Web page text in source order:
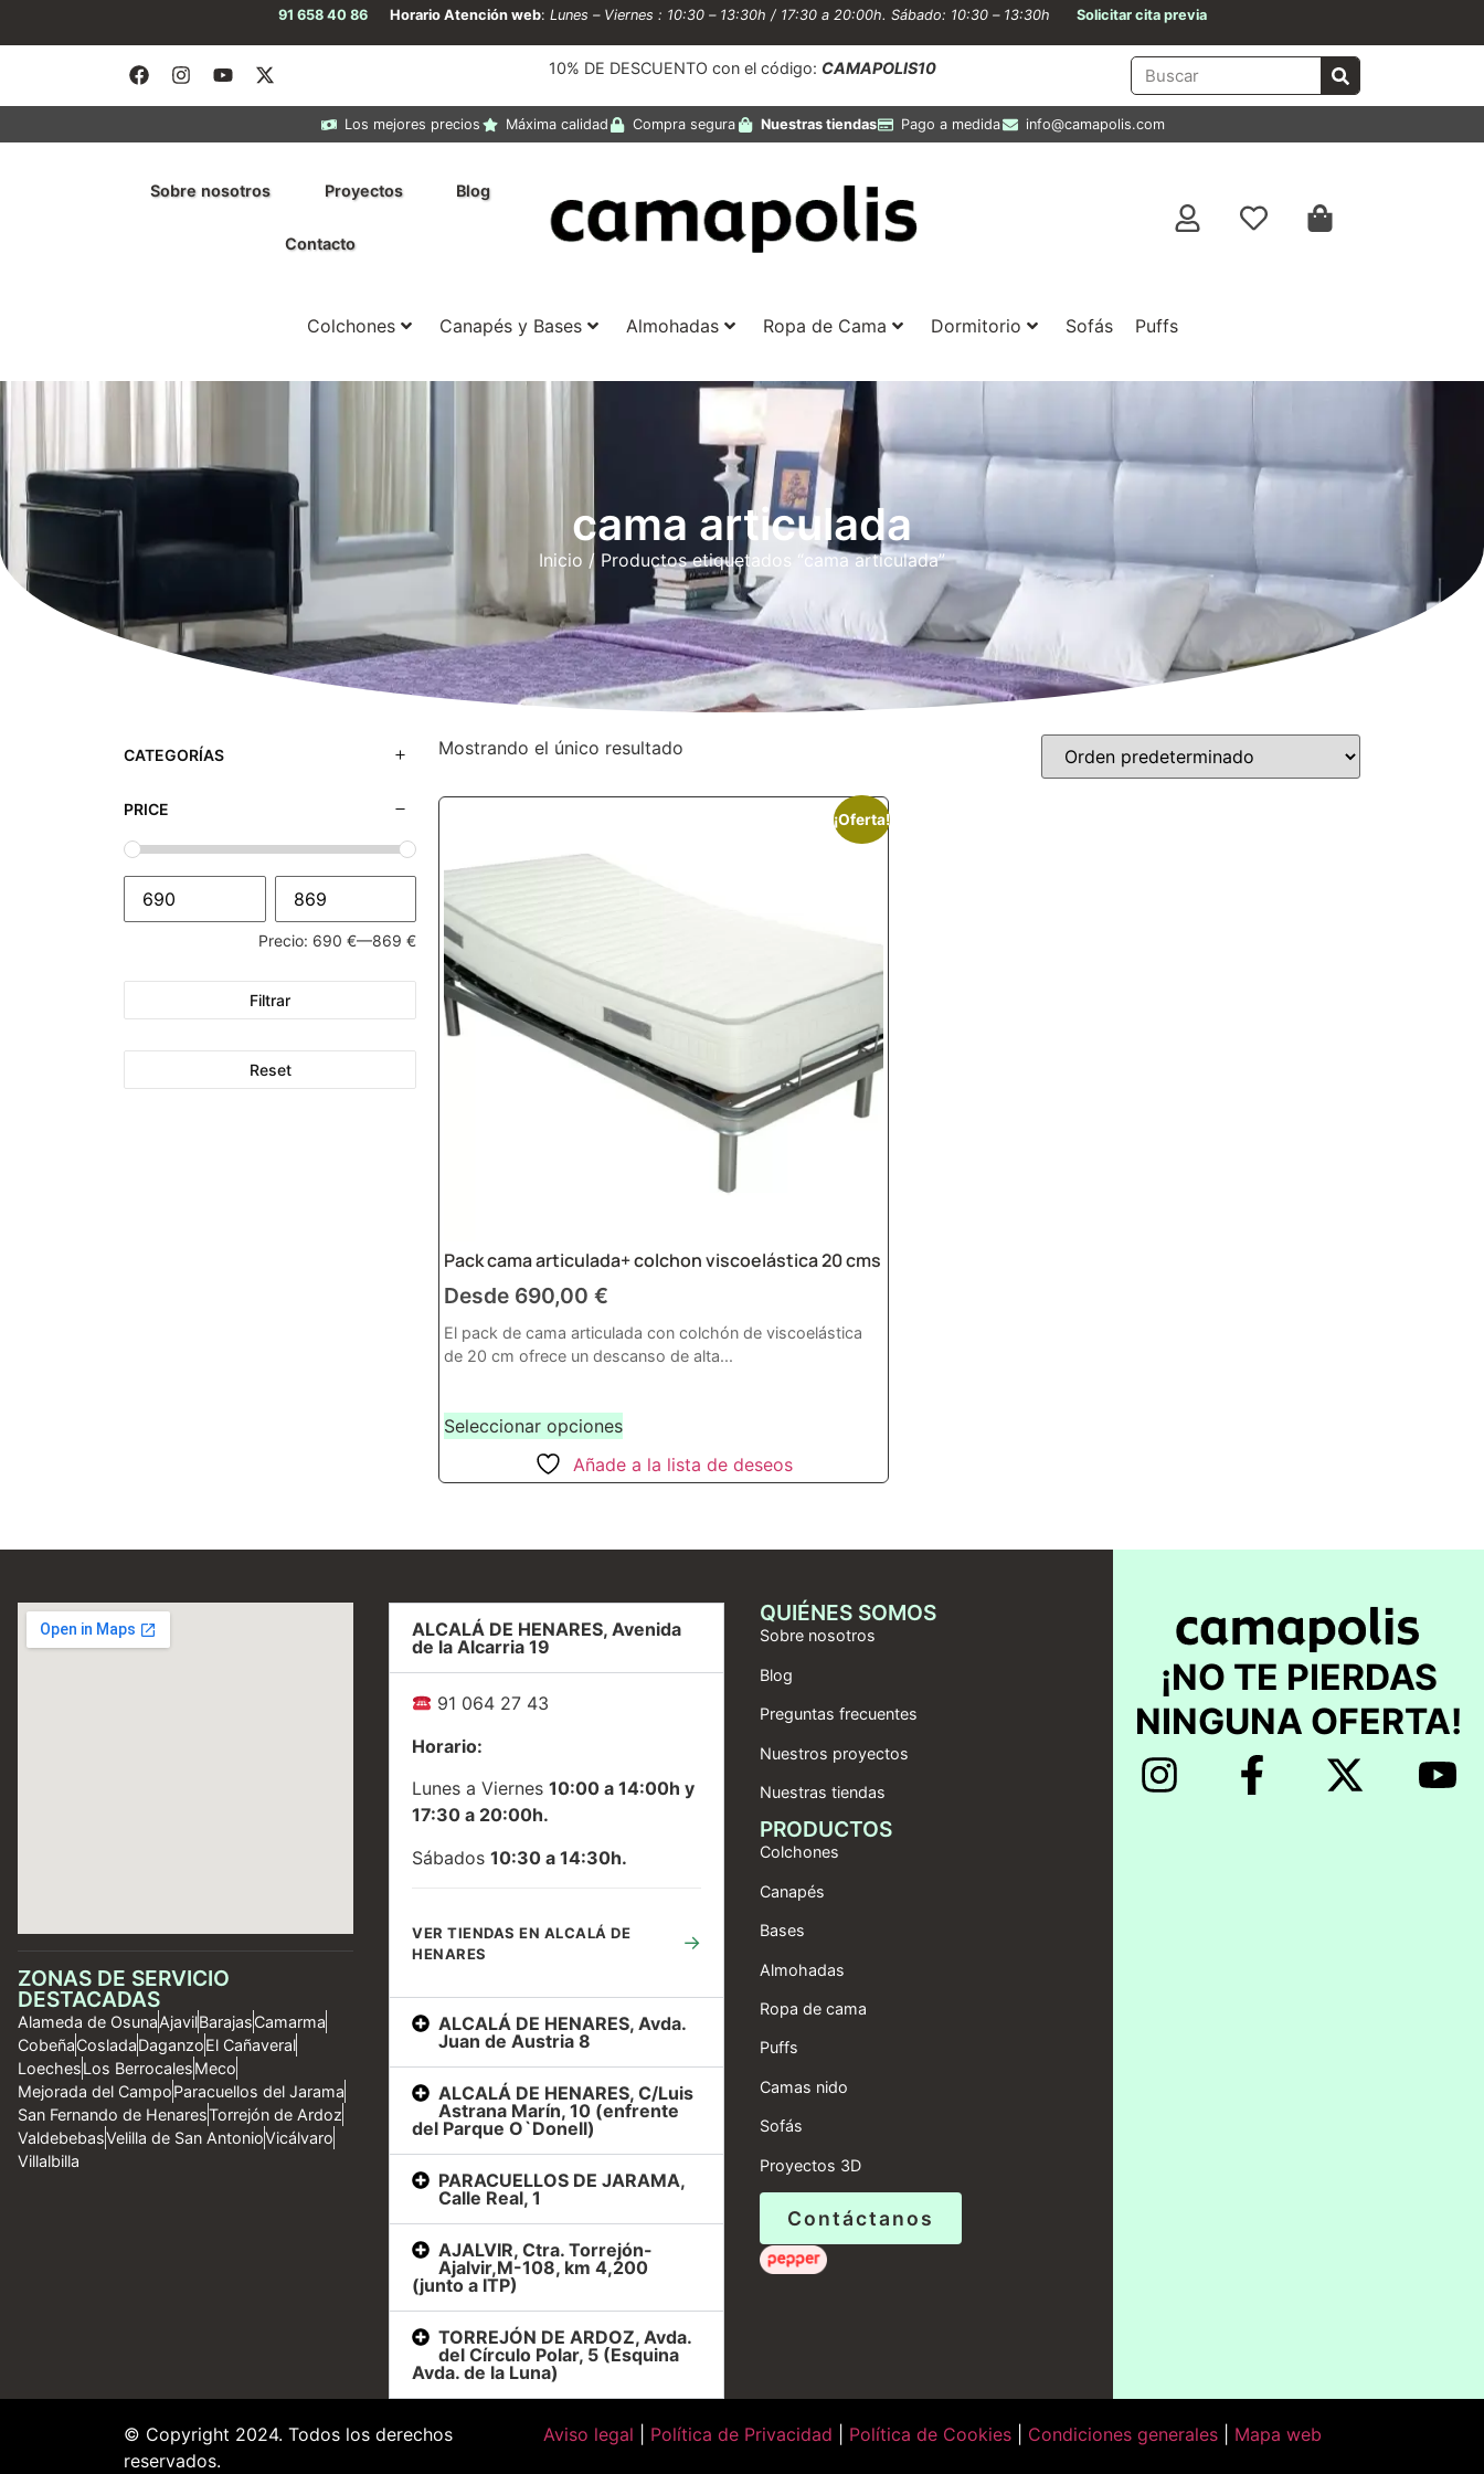
91 658 40 86 Horario Atención web: Lunes – Viernes : 10:30 – 13:30h / 17:30 a 20:00h. Sábado: 10:30 – 13:30h Solicitar cita previa
10% DE DESCUENTO con el código: CAMAPOLIS10
Los mejores precios Máxima calidad Compra segura Nuestras tiendas Pago a medida info@camapolis.com
Sobre nosotros Proyectos Blog
Contacto
Colchones Canapés y Bases Almohadas Ropa de Cama Dormitorio Sofás Puffs
cama articulada
Inicio / Productos etiquetados “cama articulada”
CATEGORÍAS
PRICE
Precio: 690 €—869 €
Filtrar
Reset
Mostrando el único resultado
¡Oferta!
Pack cama articulada+ colchon viscoelástica 20 cms
Desde 690,00 €
El pack de cama articulada con colchón de viscoelástica
de 20 cm ofrece un descanso de alta...
Seleccionar opciones
Añade a la lista de deseos
ZONAS DE SERVICIO
DESTACADAS
Alameda de OsunaAjavilBarajasCamarma
CobeñaCosladaDaganzoEl Cañaveral
LoechesLos BerrocalesMeco
Mejorada del CampoParacuellos del Jarama
San Fernando de HenaresTorrejón de Ardoz
ValdebebasVelilla de San AntonioVicálvaro
Villalbilla
ALCALÁ DE HENARES, Avenida
de la Alcarria 19
91 064 27 43
Horario:
Lunes a Viernes 10:00 a 14:00h y
17:30 a 20:00h.
Sábados 10:30 a 14:30h.
VER TIENDAS EN ALCALÁ DE
HENARES
→
ALCALÁ DE HENARES, Avda.
Juan de Austria 8
ALCALÁ DE HENARES, C/Luis
Astrana Marín, 10 (enfrente
del Parque O`Donell)
PARACUELLOS DE JARAMA,
Calle Real, 1
AJALVIR, Ctra. Torrejón-
Ajalvir,M-108, km 4,200
(junto a ITP)
TORREJÓN DE ARDOZ, Avda.
del Círculo Polar, 5 (Esquina
Avda. de la Luna)
QUIÉNES SOMOS
Sobre nosotros
Blog
Preguntas frecuentes
Nuestros proyectos
Nuestras tiendas
PRODUCTOS
Colchones
Canapés
Bases
Almohadas
Ropa de cama
Puffs
Camas nido
Sofás
Proyectos 3D
Contáctanos
¡NO TE PIERDAS
NINGUNA OFERTA!
© Copyright 2024. Todos los derechos
reservados.
Aviso legal Política de Privacidad Política de Cookies| Condiciones generales| Mapa web